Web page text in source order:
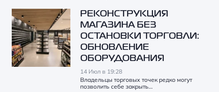
РЕКОНСТРУКЦИЯ
МАГАЗИНА БЕЗ
ОСТАНОВКИ ТОРГОВЛИ:
ОБНОВЛЕНИЕ
ОБОРУДОВАНИЯ
14 Июл в 19:28
Владельцы торговых точек редко могут
позволить себе закрыть…